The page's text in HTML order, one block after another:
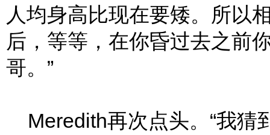
人均身高比现在要矮。所以
后，等等，在你昏过去之前
哥。”
Meredith再次点头。“我猜